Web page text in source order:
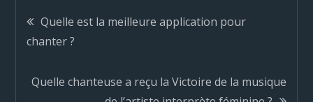
N
a
v
Quelle est la meilleure application pour
chanter ?
Quelle chanteuse a reçu la Victoire de la musique